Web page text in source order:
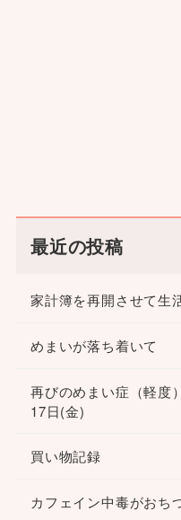
最近の投稿
家計簿を再開させて生
めまいが落ち着いて
再びのめまい症（軽度
17日(金)
買い物記録
カフェイン中毒がおち